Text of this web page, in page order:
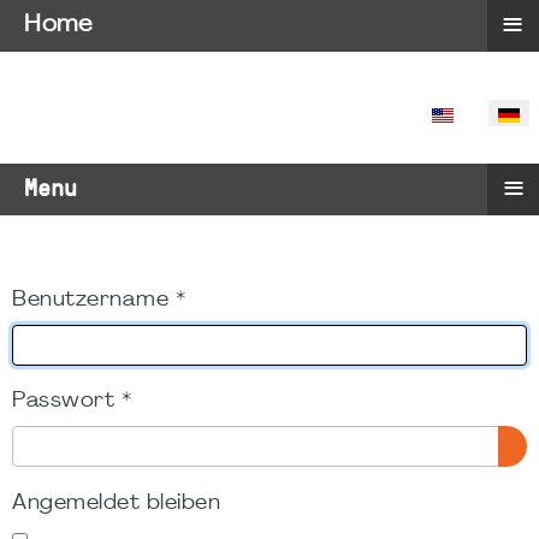
SPRACHE
Menu ≡
Benutzername *
Passwort *
Angemeldet bleiben
Home ≡